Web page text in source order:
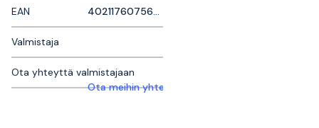
EAN 4021176075674
Valmistaja
Ota yhteyttä valmistajaan
Ota meihin yhteyttä saadaksesi lisätietoja